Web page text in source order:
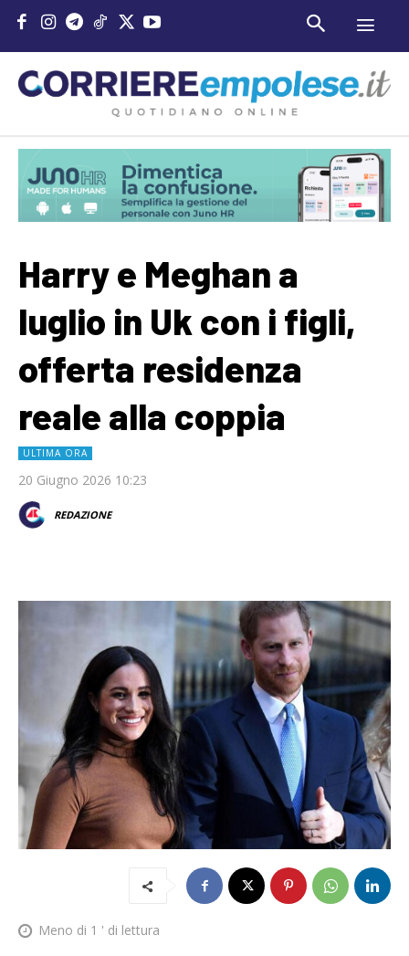
Harry e Meghan a
luglio in Uk con i figli,
offerta residenza
reale alla coppia
ULTIMA ORA
20 Giugno 2026 10:23
REDAZIONE
Meno di 1 ' di lettura